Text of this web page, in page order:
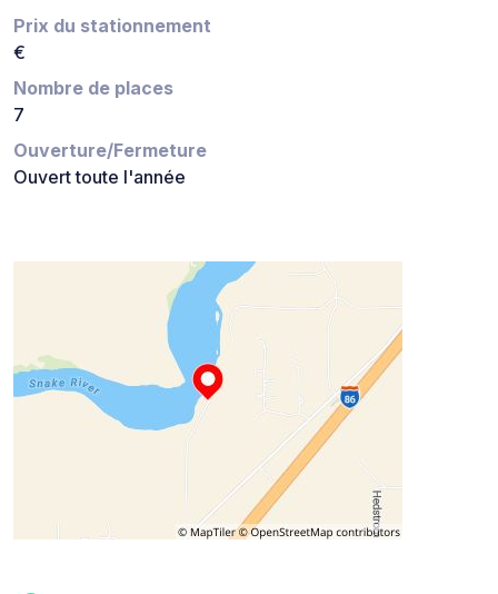
Prix du stationnement
€
Nombre de places
7
Ouverture/Fermeture
Ouvert toute l'année